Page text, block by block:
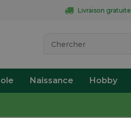
Livraison gratuite
Naissance Hobby